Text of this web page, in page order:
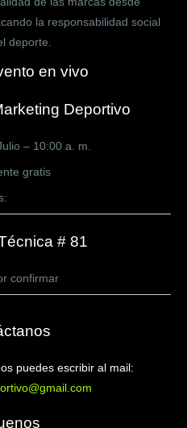
la responsabilidad social
deporte.
en vivo
Deportivo
– 10:00 a. m.
gratis
# 81
confirmar
puedes escribir al mail: